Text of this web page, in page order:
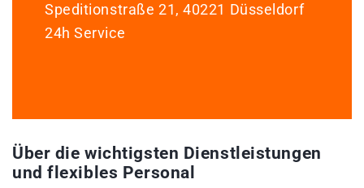
Speditionstraße 21, 40221 Düsseldorf
24h Service
Über die wichtigsten Dienstleistungen
und flexibles Personal